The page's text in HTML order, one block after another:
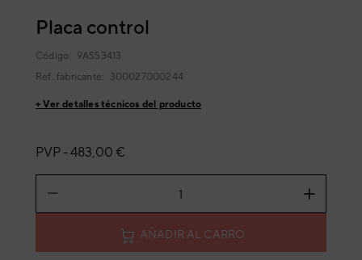
Placa control
Código: 9ASS3413
Ref. fabricante: 300027000244
+ Ver detalles técnicos del producto
PVP -483,00 €
AÑADIR AL CARRO